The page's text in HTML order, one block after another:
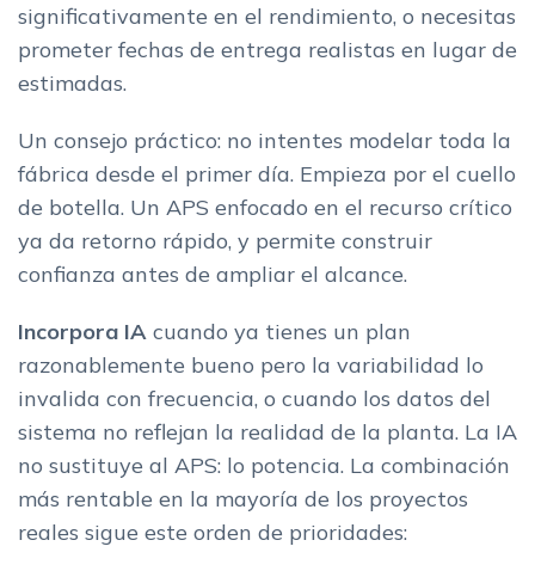
significativamente en el rendimiento, o necesitas
prometer fechas de entrega realistas en lugar de
estimadas.
Un consejo práctico: no intentes modelar toda la
fábrica desde el primer día. Empieza por el cuello
de botella. Un APS enfocado en el recurso crítico
ya da retorno rápido, y permite construir
confianza antes de ampliar el alcance.
Incorpora IA cuando ya tienes un plan
razonablemente bueno pero la variabilidad lo
invalida con frecuencia, o cuando los datos del
sistema no reflejan la realidad de la planta. La IA
no sustituye al APS: lo potencia. La combinación
más rentable en la mayoría de los proyectos
reales sigue este orden de prioridades: